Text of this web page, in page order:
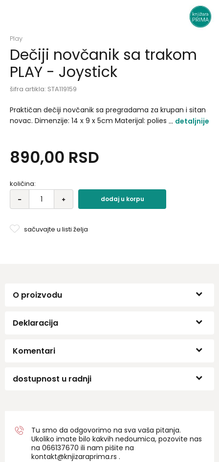
Play
Dečiji novčanik sa trakom
PLAY - Joystick
šifra artikla: STA119159
Praktičan dečiji novčanik sa pregradama za krupan i sitan
novac. Dimenzije: 14 x 9 x 5cm Materijal: poliester 600D
detaljnije
890,00 RSD
količina:
dodaj u korpu
sačuvajte u listi želja
O proizvodu
Deklaracija
Komentari
dostupnost u radnji
Tu smo da odgovorimo na sva vaša pitanja.
Ukoliko imate bilo kakvih nedoumica, pozovite nas
na 066137670 ili nam pišite na
kontakt@knjizaraprima.rs .